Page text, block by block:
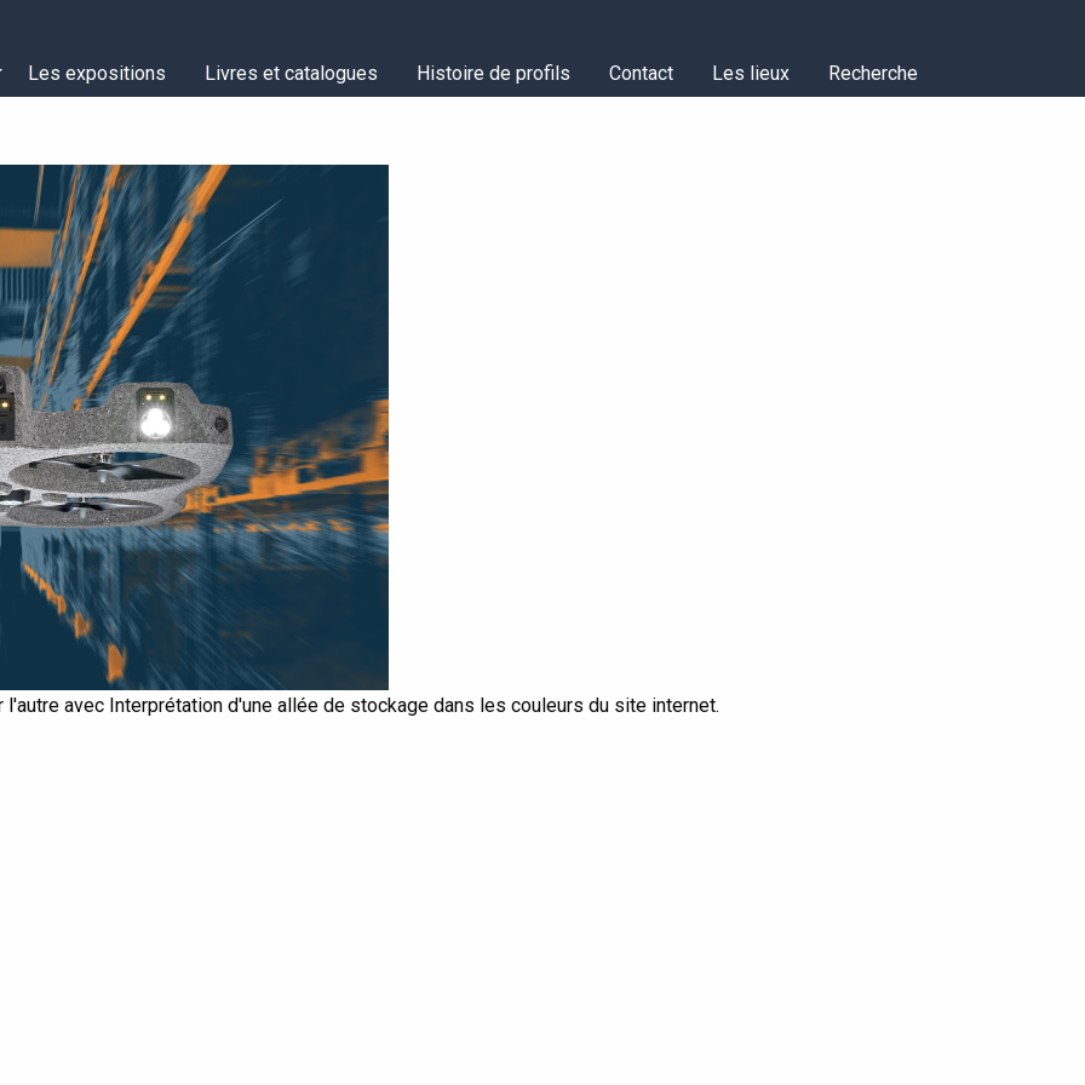
Les expositions Livres et catalogues Histoire de profils Contact Les lieux Recherche
avec Interprétation d'une allée de stockage dans les couleurs du site internet.